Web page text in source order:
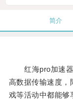
简介
红海pro加速器
高数据传输速度，
戏等活动中都能够